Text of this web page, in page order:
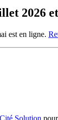
2026
est en ligne.
Solution